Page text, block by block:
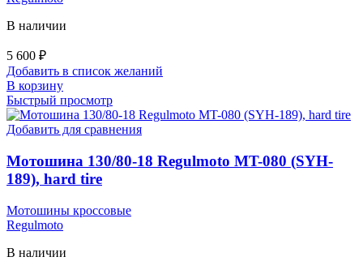
В наличии
5 600 ₽
Добавить в список желаний
В корзину
Быстрый просмотр
Добавить для сравнения
Мотошина 130/80-18 Regulmoto MT-080 (SYH-
189), hard tire
Мотошины кроссовые
Regulmoto
В наличии